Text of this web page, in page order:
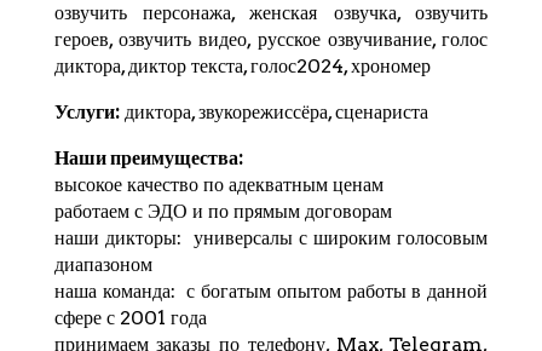
озвучить персонажа, женская озвучка, озвучить
героев, озвучить видео, русское озвучивание, голос
диктора, диктор текста, голос2024,хрономер
Услуги:диктора, звукорежиссёра, сценариста
Наши преимущества:
высокое качество по адекватным ценам
работаем с ЭДО и по прямым договорам
наши дикторы: универсалы с широким голосовым
диапазоном
наша команда: с богатым опытом работы в данной
сфере с 2001 года
принимаем заказы по телефону, Max, Telegram,